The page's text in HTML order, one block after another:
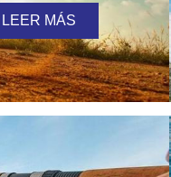
LEER MÁS